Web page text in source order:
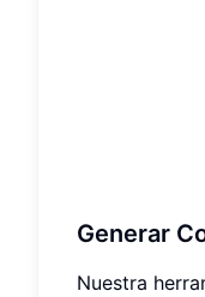
Generar
Nuestra